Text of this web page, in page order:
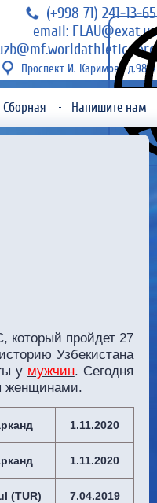
(+998 71) 241-13-65
email: FLAU@exat.uz
Проспект И. Каримова д.98 А
Сборная Напишите нам
который пройдет 27
Узбекистана
у мужчин. Сегодня
женщинами.
1.11.2020
1.11.2020
(TUR) 7.04.2019